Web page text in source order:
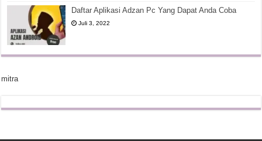
Daftar Aplikasi Adzan Pc Yang Dapat Anda Coba
Juli 3, 2022
mitra